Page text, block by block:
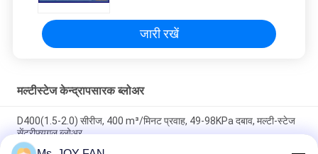
जारी रखें
मल्टीस्टेज केन्द्रापसारक ब्लोअर
D400(1.5-2.0) सीरीज, 400 m³/मिनट प्रवाह, 49-98KPa दबाव, मल्टी-स्टेज
सेंट्रीफ्यूगल ब्लोअर